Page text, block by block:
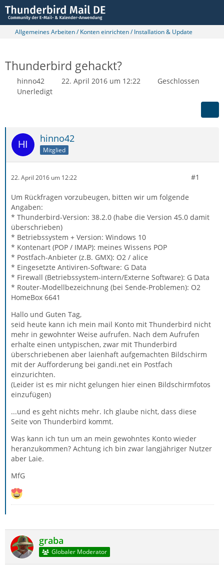
Allgemeines Arbeiten / Konten einrichten / Installation & Update
Thunderbird gehackt?
hinno42 22. April 2016 um 12:22
Geschlossen
Unerledigt
hinno42
Mitglied
22. April 2016 um 12:22 #1
Um Rückfragen vorzubeugen, bitten wir um folgende
Angaben:
* Thunderbird-Version: 38.2.0 (habe die Version 45.0 damit
überschrieben)
* Betriebssystem + Version: Windows 10
* Kontenart (POP / IMAP): meines Wissens POP
* Postfach-Anbieter (z.B. GMX): O2 / alice
* Eingesetzte Antiviren-Software: G Data
* Firewall (Betriebssystem-intern/Externe Software): G Data
* Router-Modellbezeichnung (bei Sende-Problemen): O2
HomeBox 6641
Hallo und Guten Tag,
seid heute kann ich mein mail Konto mit Thunderbird nicht
mehr in gewohnter Weise aufrufen. Nach dem Aufrufen
erhalte einen untypischen, zwar mit Thunderbird
überschriebenen aber laienhaft aufgemachten Bildschirm
mit der Aufforderung bei gandi.net ein Postfach
einzurichten.
(Leider ist es mir nicht gelungen hier einen Bildschirmfotos
einzufügen)
...und es geht nichts mehr. Ich glaube nicht, dass diese
Seite von Thunderbird kommt.
Was kann ich tun um an mein gewohntes Konto wieder
heranzukommen? Achtung ich bin zwar langjähriger Nutzer
aber Laie.
MfG
graba
Globaler Moderator